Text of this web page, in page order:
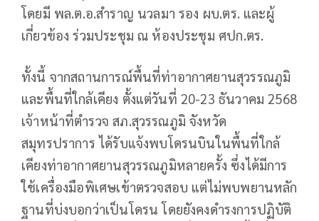
โดยมี พล.ต.อ.สำราญ นวลมา รอง ผบ.ตร. และผู้
เกี่ยวข้อง ร่วมประชุม ณ ห้องประชุม ศปก.ตร.
ทั้งนี้ จากสถานการณ์พื้นที่ท่าอากาศยานสุวรรณภูมิ
และพื้นที่ใกล้เคียง ตั้งแต่วันที่ 20-23 ธันวาคม 2568
เจ้าหน้าที่ตำรวจ สภ.สุวรรณภูมิ จังหวัด
สมุทรปราการ ได้รับแจ้งพบโดรนบินในพื้นที่ใกล้
เคียงท่าอากาศยานสุวรรณภูมิหลายครั้ง ซึ่งได้มีการ
ใช้เครื่องมือพิเศษเข้าตรวจสอบ แต่ไม่พบพยานหลัก
ฐานที่บ่งบอกว่าเป็นโดรน โดยยังคงดำรงการปฏิบัติ